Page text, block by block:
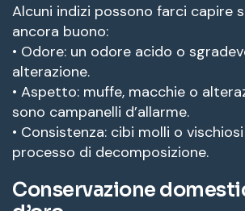
Alcuni indizi possono farci capire
ancora buono:
• Odore: un odore acido o
alterazione.
• Aspetto: muffe, macchie o
sono campanelli d’allarme.
• Consistenza: cibi molli o
processo di decomposizione.
Conservazione